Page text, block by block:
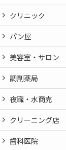
クリニック
パン屋
美容室・サロン
調剤薬局
夜職・水商売
クリーニング店
歯科医院